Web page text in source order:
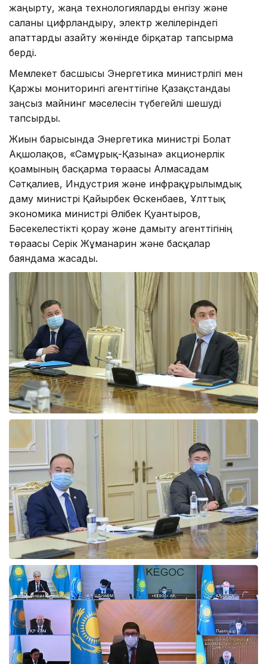
жаңғырту, жаңа технологияларды енгізу және
саланы цифрландыру, электр желілеріндегі
апаттарды азайту жөнінде бірқатар тапсырма
берді.
Мемлекет басшысы Энергетика министрлігі мен
Қаржы мониторингі агенттігіне Қазақстандағы
заңсыз майнинг мәселесін түбегейлі шешуді
тапсырды.
Жиын барысында Энергетика министрі Болат
Ақшолақов, «Самұрық-Қазына» акционерлік
қоғамының басқарма төрағасы Алмасадам
Сәтқалиев, Индустрия және инфрақұрылымдық
даму министрі Қайырбек Өскенбаев, Ұлттық
экономика министрі Әлібек Қуантыров,
Бәсекелестікті қорғау және дамыту агенттігінің
төрағасы Серік Жұманғарин және басқалар
баяндама жасады.